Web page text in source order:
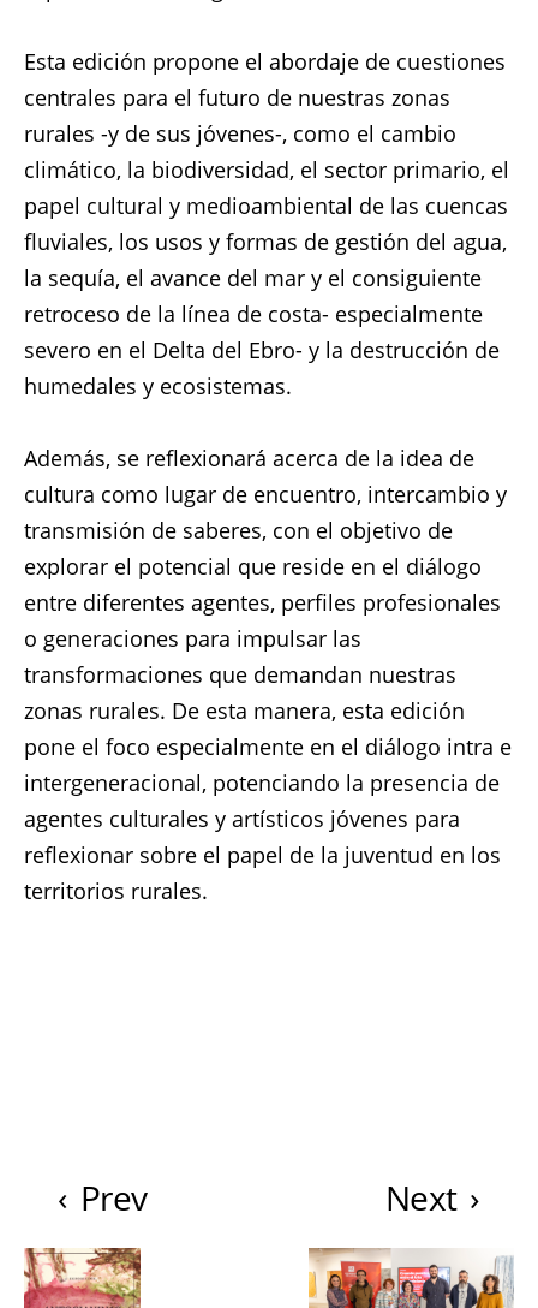
Esta edición propone el abordaje de cuestiones
centrales para el futuro de nuestras zonas
rurales -y de sus jóvenes-, como el cambio
climático, la biodiversidad, el sector primario, el
papel cultural y medioambiental de las cuencas
fluviales, los usos y formas de gestión del agua,
la sequía, el avance del mar y el consiguiente
retroceso de la línea de costa- especialmente
severo en el Delta del Ebro- y la destrucción de
humedales y ecosistemas.
Además, se reflexionará acerca de la idea de
cultura como lugar de encuentro, intercambio y
transmisión de saberes, con el objetivo de
explorar el potencial que reside en el diálogo
entre diferentes agentes, perfiles profesionales
o generaciones para impulsar las
transformaciones que demandan nuestras
zonas rurales. De esta manera, esta edición
pone el foco especialmente en el diálogo intra e
intergeneracional, potenciando la presencia de
agentes culturales y artísticos jóvenes para
reflexionar sobre el papel de la juventud en los
territorios rurales.
‹ Prev ›
Next